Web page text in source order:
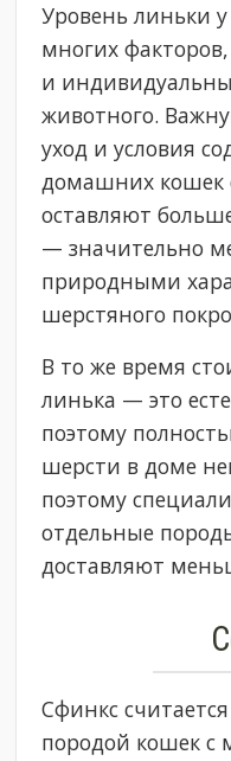
Уровень линьки
многих
и
животного.
уход и условия
домашних кошек
оставляют
— значительно
природными
шерстяного
В то же время
линька — это
поэтому
шерсти в доме
поэтому
отдельные
доставляют
Сфинкс
породой кошек с